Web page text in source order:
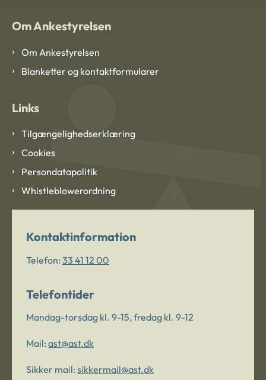
Om Ankestyrelsen
Om Ankestyrelsen
Blanketter og kontaktformularer
Links
Tilgængelighedserklæring
Cookies
Persondatapolitik
Whistleblowerordning
Kontaktinformation
Telefon: 33 41 12 00
Telefontider
Mandag-torsdag kl. 9-15, fredag kl. 9-12
Mail: ast@ast.dk
Sikker mail: sikkermail@ast.dk